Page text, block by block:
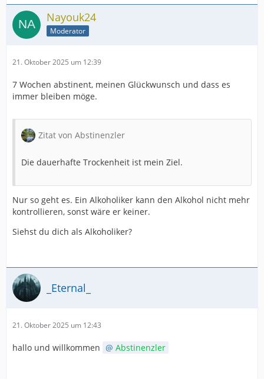
Nayouk24
Moderator
21. Oktober 2025 um 12:39
7 Wochen abstinent, meinen Glückwunsch und dass es
immer bleiben möge.
Zitat von Abstinenzler
Die dauerhafte Trockenheit ist mein Ziel.
Nur so geht es. Ein Alkoholiker kann den Alkohol nicht mehr
kontrollieren, sonst wäre er keiner.
Siehst du dich als Alkoholiker?
_Eternal_
21. Oktober 2025 um 12:43
hallo und willkommen Abstinenzler